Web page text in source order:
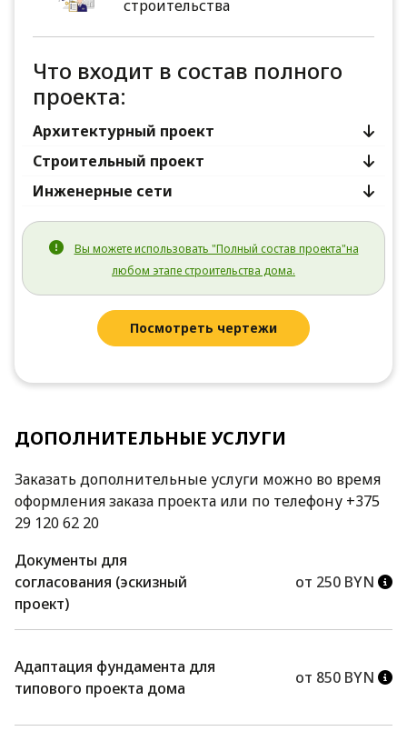
строительства
Что входит в состав полного
проекта:
Архитектурный проект
Строительный проект
Инженерные сети
Вы можете использовать "Полный состав проекта"на
любом этапе строительства дома.
Посмотреть чертежи
ДОПОЛНИТЕЛЬНЫЕ УСЛУГИ
Заказать дополнительные услуги можно во время
оформления заказа проекта или по телефону +375
29 120 62 20
Документы для
согласования (эскизный
проект)
от 250 BYN
Адаптация фундамента для
типового проекта дома
от 850 BYN